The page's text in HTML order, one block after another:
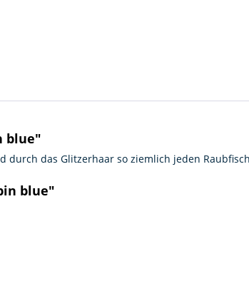
blue"
das Glitzerhaar so ziemlich jeden
blue"